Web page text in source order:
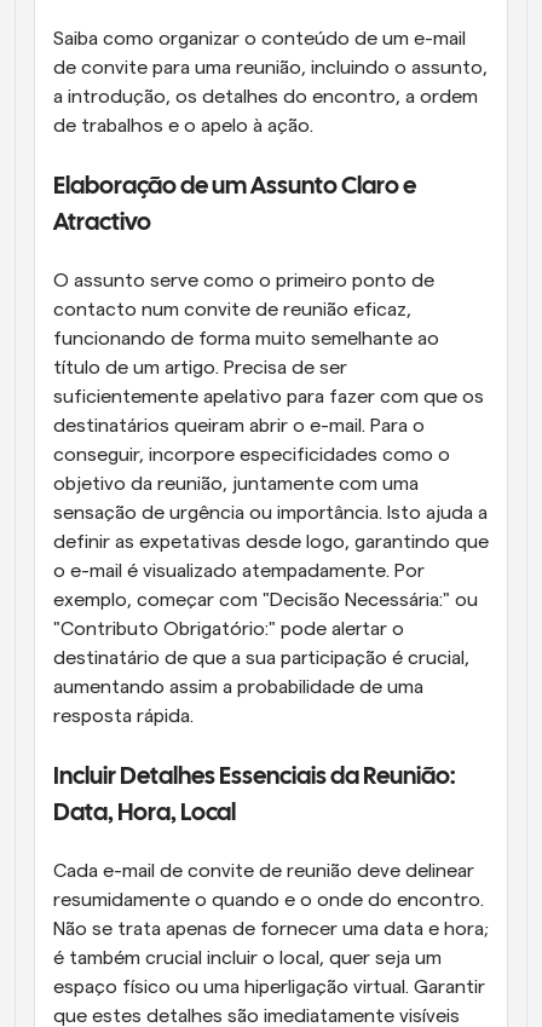
Saiba como organizar o conteúdo de um e-mail
de convite para uma reunião, incluindo o assunto,
a introdução, os detalhes do encontro, a ordem
de trabalhos e o apelo à ação.
Elaboração de um Assunto Claro e
Atractivo
O assunto serve como o primeiro ponto de
contacto num convite de reunião eficaz,
funcionando de forma muito semelhante ao
título de um artigo. Precisa de ser
suficientemente apelativo para fazer com que os
destinatários queiram abrir o e-mail. Para o
conseguir, incorpore especificidades como o
objetivo da reunião, juntamente com uma
sensação de urgência ou importância. Isto ajuda a
definir as expetativas desde logo, garantindo que
o e-mail é visualizado atempadamente. Por
exemplo, começar com "Decisão Necessária:" ou
"Contributo Obrigatório:" pode alertar o
destinatário de que a sua participação é crucial,
aumentando assim a probabilidade de uma
resposta rápida.
Incluir Detalhes Essenciais da Reunião:
Data, Hora, Local
Cada e-mail de convite de reunião deve delinear
resumidamente o quando e o onde do encontro.
Não se trata apenas de fornecer uma data e hora;
é também crucial incluir o local, quer seja um
espaço físico ou uma hiperligação virtual. Garantir
que estes detalhes são imediatamente visíveis